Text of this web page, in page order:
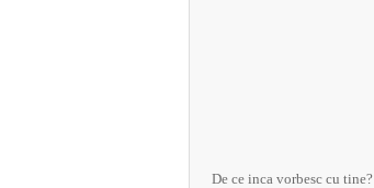
De ce inca vorbesc cu tine?